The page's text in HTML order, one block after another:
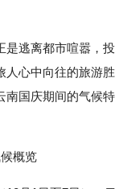
离都市喧嚣，投
人心中向往的旅游
南国庆期间的气候
概览